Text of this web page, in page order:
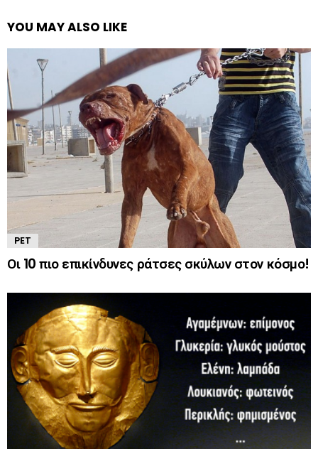
YOU MAY ALSO LIKE
PET
Οι 10 πιο επικίνδυνες ράτσες σκύλων στον κόσμο!